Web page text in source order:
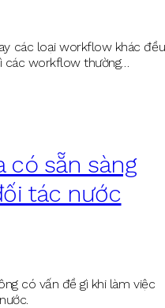
các loại workflow khác đều
các workflow thường…
có sẵn sàng
tác nước
có vấn đề gì khi làm việc